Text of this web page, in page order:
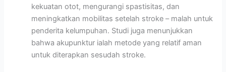
kekuatan otot, mengurangi spastisitas, dan
meningkatkan mobilitas setelah stroke – malah untuk
penderita kelumpuhan. Studi juga menunjukkan
bahwa akupunktur ialah metode yang relatif aman
untuk diterapkan sesudah stroke.